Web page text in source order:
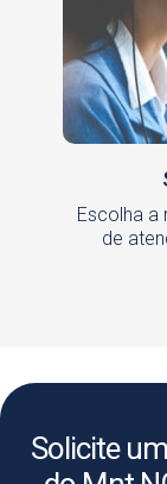
Escolha a
de
Solicite